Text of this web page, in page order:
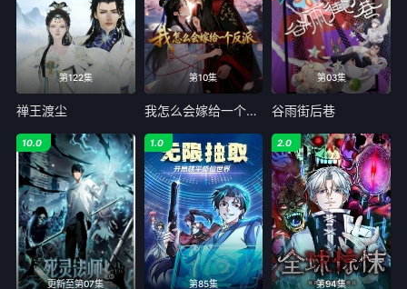
77 78 79 80
81 82 83 84
85 86 87 88
89 90 91 92
93 94 95 96
97 98 99 100
101 102 103 104
105 106 107 108
第122集
禅王渡尘
第10集
我怎么会嫁给一个反派
第03集
谷雨街后巷
更新至第07集
10.0
第85集
1.0
第94集
2.0